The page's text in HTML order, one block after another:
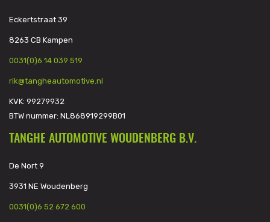
Eckertstraat 39
8263 CB Kampen
0031(0)6 14 039 519
rik@tangheautomotive.nl
KVK: 99279932
BTW nummer: NL868919299B01
TANGHE AUTOMOTIVE WOUDENBERG B.V.
De Nort 9
3931 NE Woudenberg
0031(0)6 52 672 600